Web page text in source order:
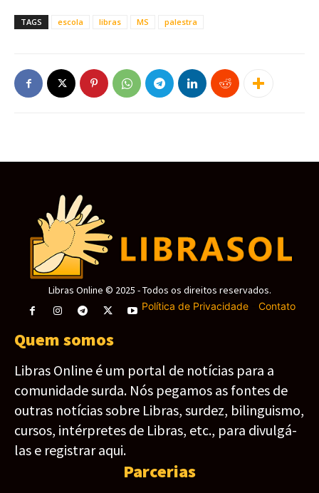
TAGS escola libras MS palestra
Libras Online © 2025 - Todos os direitos reservados.
Política de Privacidade- Contato
Quem somos
Libras Online é um portal de notícias para a
comunidade surda. Nós pegamos as fontes de
outras notícias sobre Libras, surdez, bilinguismo,
cursos, intérpretes de Libras, etc., para divulgá-
las e registrar aqui.
Parcerias